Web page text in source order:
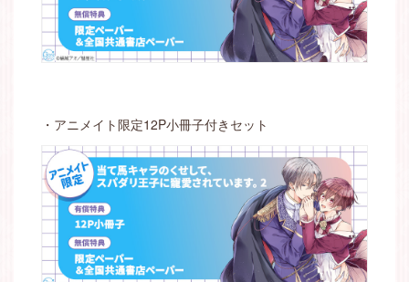
・アニメイト限定12P小冊子付きセット